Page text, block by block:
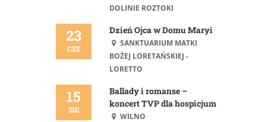
DOLINIE ROZTOKI
23
CZE
Dzień Ojca w Domu Maryi
SANKTUARIUM MATKI
BOŻEJ LORETAŃSKIEJ -
LORETTO
15
SIE
Ballady i romanse –
koncert TVP dla hospicjum
WILNO